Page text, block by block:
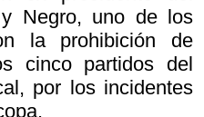
Negro, uno de los
la prohibición de
cinco partidos del
por los incidentes